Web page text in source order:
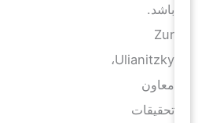
باشد.
Zur
Ulianitzky،
معاون
تحقیقات